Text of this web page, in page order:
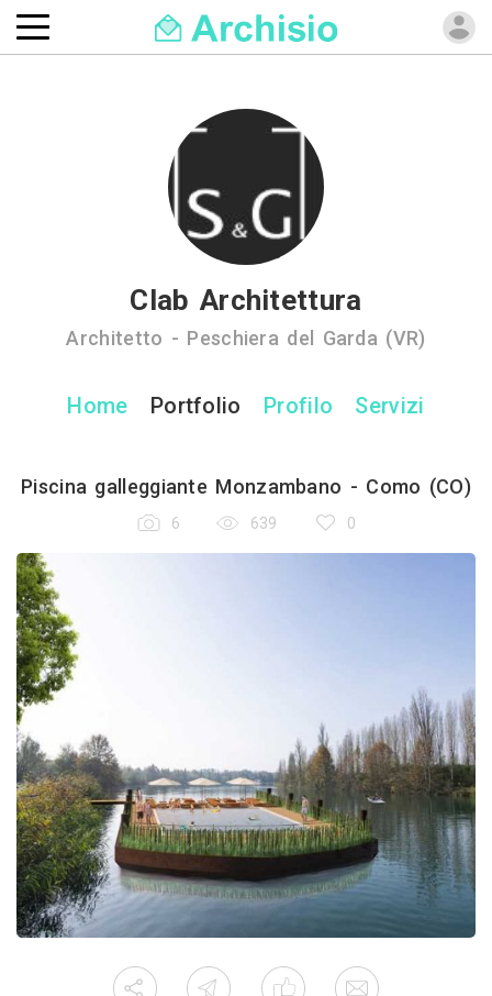
Clab Architettura
Architetto - Peschiera del Garda (VR)
Home Portfolio Profilo Servizi
Piscina galleggiante Monzambano - Como (CO)
6 639 0